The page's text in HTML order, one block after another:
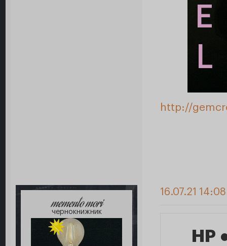
http://
memento mori
чернокнижник
16.07.21
HP